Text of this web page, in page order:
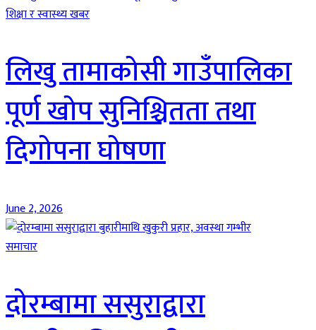
शिक्षा र स्वास्थ्य खबर
लिखु तामाकोसी गाउँपालिका
पूर्ण खोप सुनिश्चितता तथा
दिगोपना घोषणा
June 2, 2026
समाचार
दोरम्बामा ससुराद्वारा